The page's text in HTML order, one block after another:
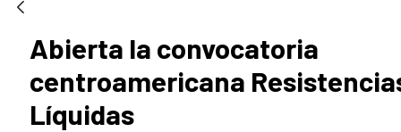
Abierta la convocatoria
centroamericana
Líquidas